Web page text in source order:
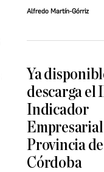
Alfredo Martín-Górriz
Ya
descarga el
Indicador
Provincia de
Córdoba